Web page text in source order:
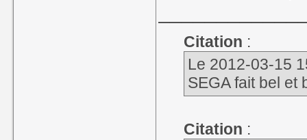
Citation :
Le 2012-03-15
SEGA fait bel et
Citation :